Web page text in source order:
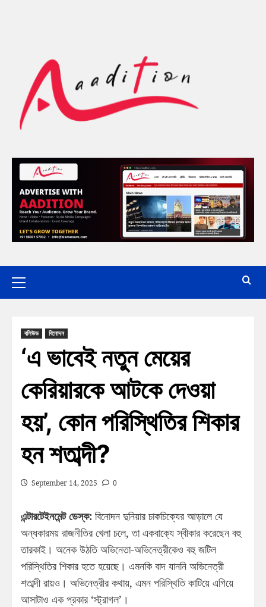
বলিউড বিনোদন
‘এ ভাবেই নতুন মেয়ের
কেরিয়ারকে আটকে দেওয়া
হয়’, কোন পরিস্থিতির শিকার
হন শতাব্দী?
September 14, 2025 0
এন্টারটেইনমেন্ট ডেস্ক: বিনোদন দুনিয়ার চাকচিক্যের আড়ালে যে
অন্ধকারময় রাজনীতির খেলা চলে, তা একবাক্যে স্বীকার করেছেন বহু
তারকাই। অনেক উঠতি অভিনেতা-অভিনেত্রীকেও বহু জটিল
পরিস্থিতির শিকার হতে হয়েছে। এমনকি বাদ যাননি অভিনেত্রী
শতাব্দী রায়ও। অভিনেত্রীর কথায়, এমন পরিস্থিতি কাটিয়ে এগিয়ে
আসাটাও এক প্রকার ‘স্ট্রাগল’।